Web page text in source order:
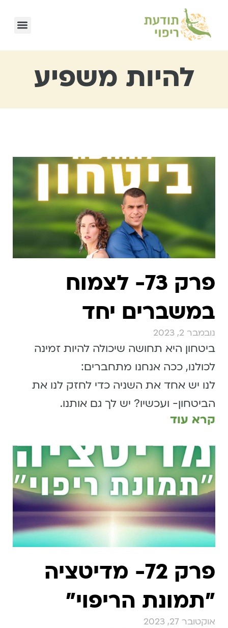
להיות משפיע
פרק 73- לצמוח
במשברים יחד
נובמבר 2, 2023
ביטחון היא תחושה שיכולה להיות זמינה
לכולנו, ככה אנחנו מתחברים:
לנו יש אחד את השניה כדי לחזק לנו את
הביטחון- ועכשיו? יש לך גם אותנו.
קרא עוד
פרק 72- מדיטציה
״תמונת הריפוי״
אוקטובר 27, 2023